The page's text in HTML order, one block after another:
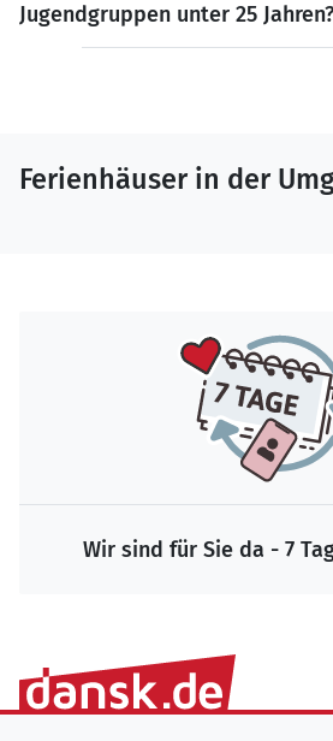
Jugendgruppen unter 25 Jahren?
Ferienhäuser in der
Wir sind für Sie da - 7